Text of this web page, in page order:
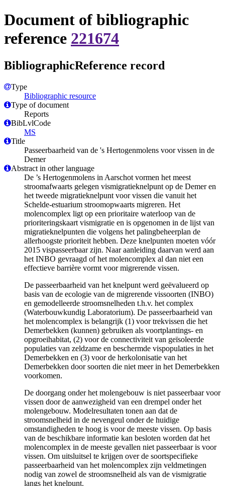
Document of bibliographic
reference 221674
BibliographicReference record
Type
Bibliographic resource
Type of document
Reports
BibLvlCode
MS
Title
Passeerbaarheid van de 's Hertogenmolens voor vissen in de
Demer
Abstract in other language
De ’s Hertogenmolens in Aarschot vormen het meest
stroomafwaarts gelegen vismigratieknelpunt op de Demer en
het tweede migratieknelpunt voor vissen die vanuit het
Schelde-estuarium stroomopwaarts migreren. Het
molencomplex ligt op een prioritaire waterloop van de
prioriteringskaart vismigratie en is opgenomen in de lijst van
migratieknelpunten die volgens het palingbeheerplan de
allerhoogste prioriteit hebben. Deze knelpunten moeten vóór
2015 vispasseerbaar zijn. Naar aanleiding daarvan werd aan
het INBO gevraagd of het molencomplex al dan niet een
effectieve barrière vormt voor migrerende vissen.
De passeerbaarheid van het knelpunt werd geëvalueerd op
basis van de ecologie van de migrerende vissoorten (INBO)
en gemodelleerde stroomsnelheden t.h.v. het complex
(Waterbouwkundig Laboratorium). De passeerbaarheid van
het molencomplex is belangrijk (1) voor trekvissen die het
Demerbekken (kunnen) gebruiken als voortplantings- en
opgroeihabitat, (2) voor de connectiviteit van geïsoleerde
populaties van zeldzame en beschermde vispopulaties in het
Demerbekken en (3) voor de herkolonisatie van het
Demerbekken door soorten die niet meer in het Demerbekken
voorkomen.
De doorgang onder het molengebouw is niet passeerbaar voor
vissen door de aanwezigheid van een drempel onder het
molengebouw. Modelresultaten tonen aan dat de
stroomsnelheid in de nevengeul onder de huidige
omstandigheden te hoog is voor de meeste vissen. Op basis
van de beschikbare informatie kan besloten worden dat het
molencomplex in de meeste gevallen niet passeerbaar is voor
vissen. Om uitsluitsel te krijgen over de soortspecifieke
passeerbaarheid van het molencomplex zijn veldmetingen
nodig van zowel de stroomsnelheid als van de vismigratie
langs het knelpunt.